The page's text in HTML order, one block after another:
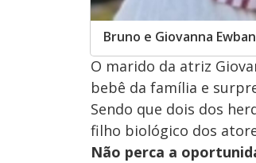
Bruno e Giovanna
O marido da atriz
bebê da família e
Sendo que dois dos
filho biológico dos
Não perca a